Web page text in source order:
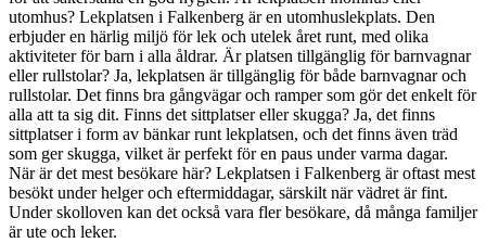
utomhus? Lekplatsen i Falkenberg är en utomhuslekplats. Den
erbjuder en härlig miljö för lek och utelek året runt, med olika
aktiviteter för barn i alla åldrar. Är platsen tillgänglig för barnvagnar
eller rullstolar? Ja, lekplatsen är tillgänglig för både barnvagnar och
rullstolar. Det finns bra gångvägar och ramper som gör det enkelt för
alla att ta sig dit. Finns det sittplatser eller skugga? Ja, det finns
sittplatser i form av bänkar runt lekplatsen, och det finns även träd
som ger skugga, vilket är perfekt för en paus under varma dagar.
När är det mest besökare här? Lekplatsen i Falkenberg är oftast mest
besökt under helger och eftermiddagar, särskilt när vädret är fint.
Under skolloven kan det också vara fler besökare, då många familjer
är ute och leker.